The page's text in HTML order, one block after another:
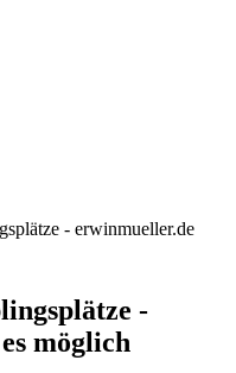
- erwinmueller.de
-
möglich